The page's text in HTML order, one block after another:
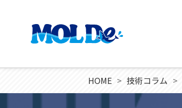
HOME 技術コラム